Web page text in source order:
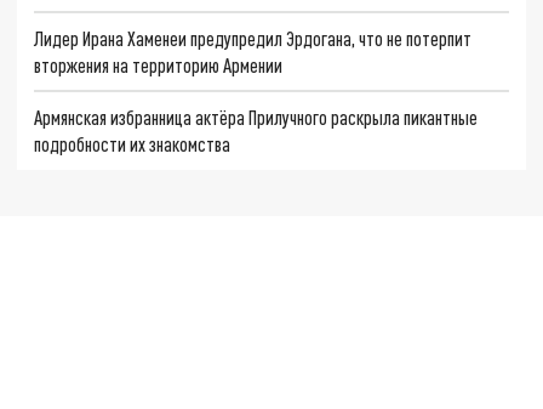
Лидер Ирана Хаменеи предупредил Эрдогана, что не потерпит
вторжения на территорию Армении
Армянская избранница актёра Прилучного раскрыла пикантные
подробности их знакомства